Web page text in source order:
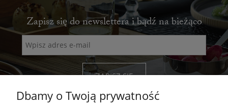
Zapisz się do newslettera i bądź na bieżąco
ZAPISZ SIĘ
Dbamy o Twoją prywatność